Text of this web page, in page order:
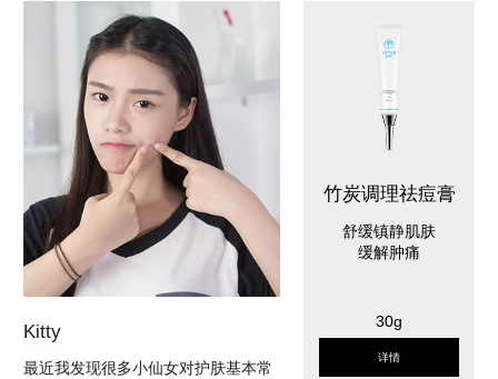
Kitty
最近我发现很多小仙女对护肤基本常
竹炭调理祛痘膏
舒缓镇静肌肤
缓解肿痛
30g
详情